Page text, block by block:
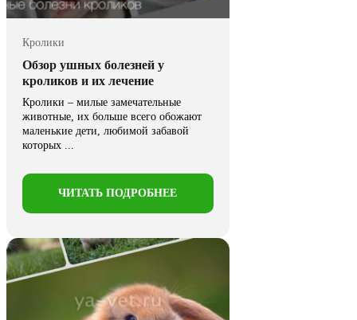
Кролики
Обзор ушных болезней у
кроликов и их лечение
Кролики – милые замечательные
животные, их больше всего обожают
маленькие дети, любимой забавой
которых ...
ЧИТАТЬ ПОДРОБНЕЕ